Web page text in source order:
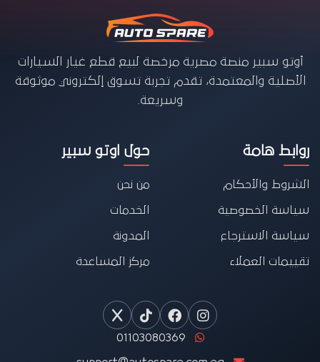
أوتو سبير منصة مصرية مرخصة لبيع قطع غيار السيارات
الأصلية والمعتمدة، تقدم تجربة تسوق إلكتروني موثوقة
وسريعة.
روابط هامة
الشروط والأحكام
سياسة الخصوصية
سياسة الاسترجاع
تقييمات العملاء
حول اوتو سبير
من نحن
الخدمات
المدونة
مركز المساعدة